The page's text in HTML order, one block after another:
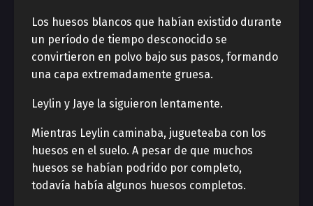
Los huesos blancos que habían existido durante
un período de tiempo desconocido se
convirtieron en polvo bajo sus pasos, formando
una capa extremadamente gruesa.
Leylin y Jaye la siguieron lentamente.
Mientras Leylin caminaba, jugueteaba con los
huesos en el suelo. A pesar de que muchos
huesos se habían podrido por completo,
todavía había algunos huesos completos.